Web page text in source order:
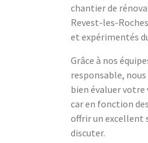
chantier de
Revest-les-
et expérimentés
Grâce à nos
responsable,
bien évaluer
car en fonction
offrir un excellent
discuter.